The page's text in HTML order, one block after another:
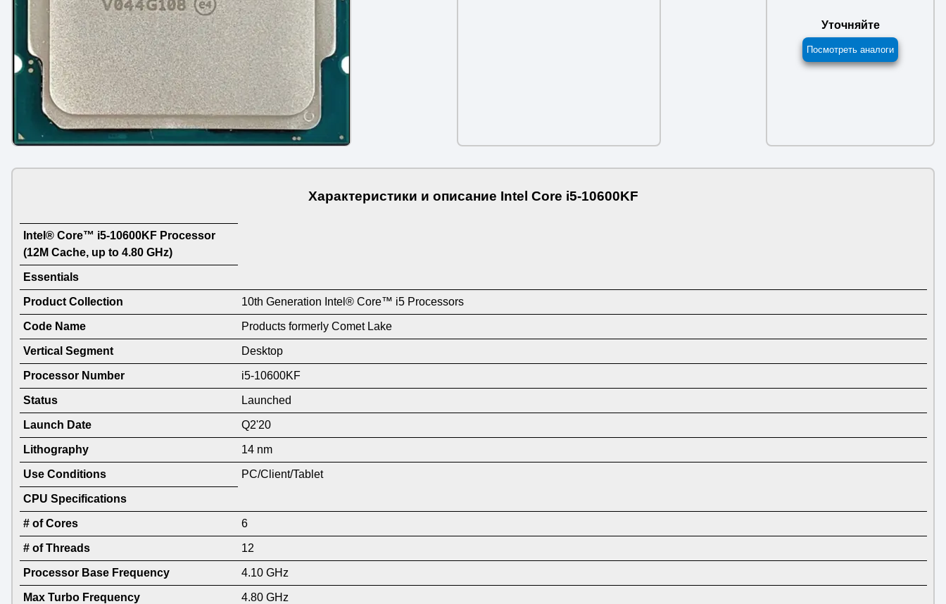
Уточняйте
Посмотреть аналоги
Характеристики и описание Intel Core i5-10600KF
Intel® Core™ i5-10600KF Processor
(12M Cache, up to 4.80 GHz)
Essentials
Product Collection 10th Generation Intel® Core™ i5 Processors
Code Name Products formerly Comet Lake
Vertical Segment Desktop
Processor Number i5-10600KF
Status Launched
Launch Date Q2'20
Lithography 14 nm
Use Conditions PC/Client/Tablet
CPU Specifications
# of Cores 6
# of Threads 12
Processor Base Frequency 4.10 GHz
Max Turbo Frequency 4.80 GHz